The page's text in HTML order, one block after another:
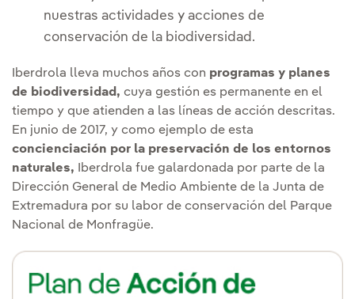
nuestras actividades y acciones de
conservación de la biodiversidad.
Iberdrola lleva muchos años con programas y planes
de biodiversidad, cuya gestión es permanente en el
tiempo y que atienden a las líneas de acción descritas.
En junio de 2017, y como ejemplo de esta
concienciación por la preservación de los entornos
naturales, Iberdrola fue galardonada por parte de la
Dirección General de Medio Ambiente de la Junta de
Extremadura por su labor de conservación del Parque
Nacional de Monfragüe.